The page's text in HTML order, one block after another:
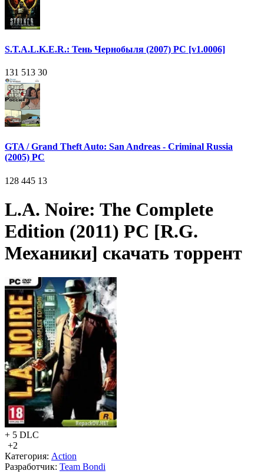
S.T.A.L.K.E.R.: Тень Чернобыля (2007) PC [v1.0006]
131 513 30
GTA / Grand Theft Auto: San Andreas - Criminal Russia
(2005) PC
128 445 13
L.A. Noire: The Complete
Edition (2011) PC [R.G.
Механики] скачать торрент
+ 5 DLC
+2
Категория: Action
Разработчик: Team Bondi